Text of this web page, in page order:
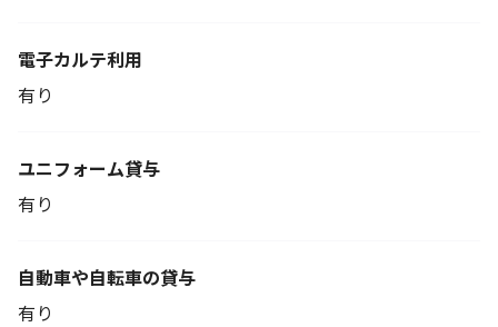
電子カルテ利用
有り
ユニフォーム貸与
有り
自動車や自転車の貸与
有り